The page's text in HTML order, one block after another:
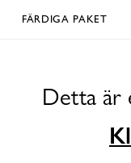
FÄRDIGA PAKET
Detta är